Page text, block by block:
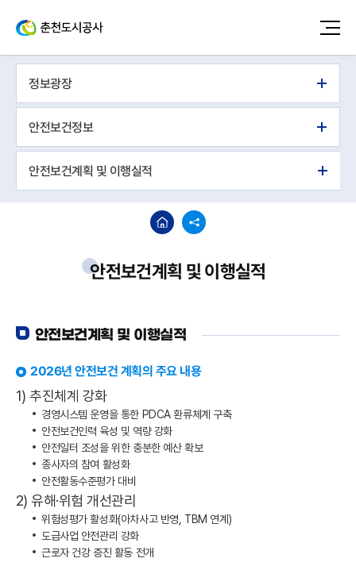
정보광장
안전보건정보
안전보건계획 및 이행실적
안전보건계획 및 이행실적
안전보건계획 및 이행실적
2026년 안전보건 계획의 주요 내용
1) 추진체계 강화
경영시스템 운영을 통한 PDCA 환류체계 구축
안전보건인력 육성 및 역량 강화
안전일터 조성을 위한 충분한 예산 확보
종사자의 참여 활성화
안전활동수준평가 대비
2) 유해·위험 개선관리
위험성평가 활성화(아차사고 반영, TBM 연계)
도급사업 안전관리 강화
근로자 건강 증진 활동 전개